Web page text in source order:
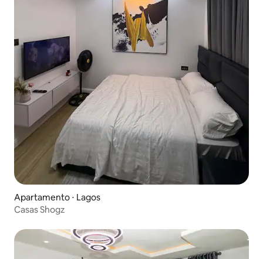
Apartamento ⋅ Lagos
Casas Shogz